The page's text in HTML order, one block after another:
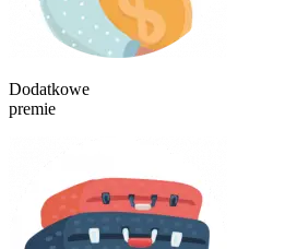
Dodatkowe
premie